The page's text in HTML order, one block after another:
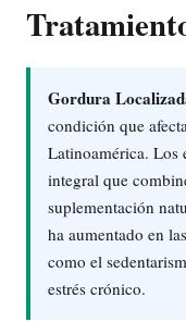
Gordura
condición que
Latinoamérica. Los
integral que
suplementación
ha aumentado en
como el
estrés crónico.